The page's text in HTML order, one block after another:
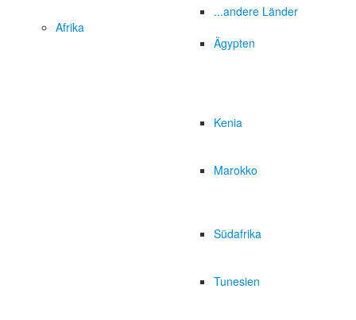
...andere Länder
Afrika
Ägypten
Kenia
Marokko
Südafrika
Tunesien